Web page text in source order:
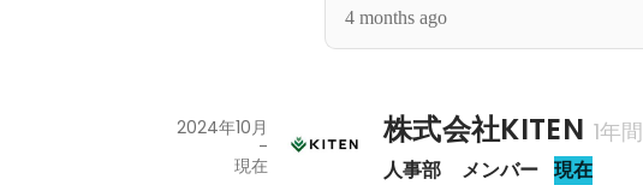
4 months ago
株式会社KITEN 1年間
人事部　メンバー 現在
2024年10月
-
現在